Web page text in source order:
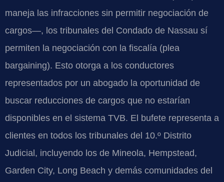
maneja las infracciones sin permitir negociación de
cargos—, los tribunales del Condado de Nassau sí
permiten la negociación con la fiscalía (plea
bargaining). Esto otorga a los conductores
representados por un abogado la oportunidad de
buscar reducciones de cargos que no estarían
disponibles en el sistema TVB. El bufete representa a
clientes en todos los tribunales del 10.º Distrito
Judicial, incluyendo los de Mineola, Hempstead,
Garden City, Long Beach y demás comunidades del